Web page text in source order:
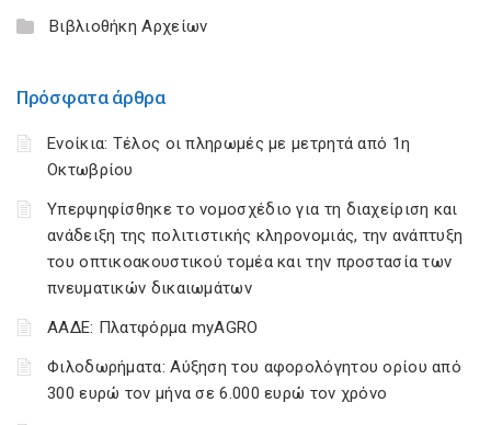
Βιβλιοθήκη Αρχείων
Πρόσφατα άρθρα
Ενοίκια: Τέλος οι πληρωμές με μετρητά από 1η
Οκτωβρίου
Υπερψηφίσθηκε το νομοσχέδιο για τη διαχείριση και
ανάδειξη της πολιτιστικής κληρονομιάς, την ανάπτυξη
του οπτικοακουστικού τομέα και την προστασία των
πνευματικών δικαιωμάτων
ΑΑΔΕ: Πλατφόρμα myAGRO
Φιλοδωρήματα: Αύξηση του αφορολόγητου ορίου από
300 ευρώ τον μήνα σε 6.000 ευρώ τον χρόνο